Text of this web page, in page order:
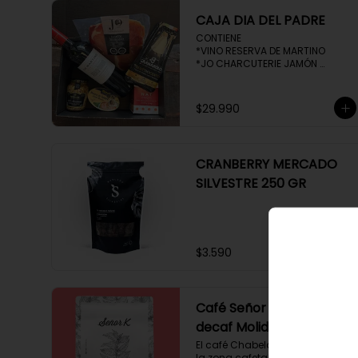
CAJA DIA DEL PADRE
CONTIENE
*VINO RESERVA DE MARTINO
*JO CHARCUTERIE JAMÓN
*HENAFF MOUSSE DE CANARD
*NAT CRACKERS PEQUEÑAS
$29.990
CRANBERRY MERCADO
SILVESTRE 250 GR
$3.590
Café Señor K Chabela
decaf Molido 250 gr
El café Chabela proveniente de